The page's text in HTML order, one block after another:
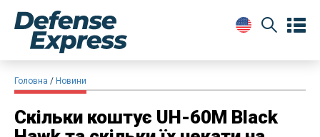
Головна Новини
Скільки коштує UH-60M Black